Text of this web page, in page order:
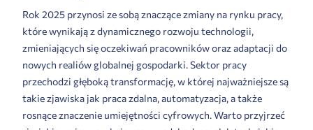
Rok 2025 przynosi ze sobą znaczące zmiany na rynku pracy,
które wynikają z dynamicznego rozwoju technologii,
zmieniających się oczekiwań pracowników oraz adaptacji do
nowych realiów globalnej gospodarki. Sektor pracy
przechodzi głęboką transformację, w której najważniejsze są
takie zjawiska jak praca zdalna, automatyzacja, a także
rosnące znaczenie umiejętności cyfrowych. Warto przyjrzeć